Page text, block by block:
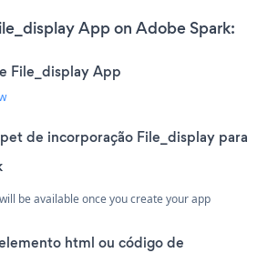
App on Adobe Spark:
File_display App
de incorporação File_display para
be available once you create your app
html ou código de